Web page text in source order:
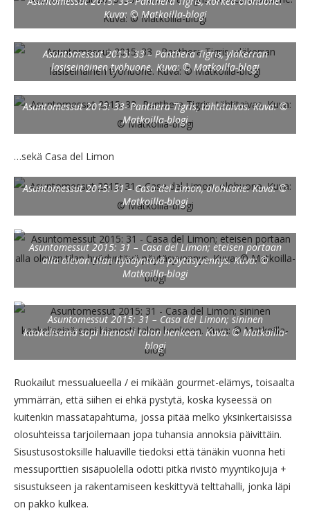
Kuva: © Matkoilla-blogi
Asuntomessut 2015: 33 – Panthera Tigris, yläkerran
lasiseinäinen työhuone. Kuva: © Matkoilla-blogi
Asuntomessut 2015: 33- Panthera Tigris, tähtitaivas. Kuva: ©
Matkoilla-blogi
…sekä Casa del Limon
Asuntomessut 2015: 31 – Casa del Limon, olohuone. Kuva: ©
Matkoilla-blogi
Asuntomessut 2015: 31 – Casa del Limon; eteisen portaan
alla olevan tilan hyödyntävä pöytäsyvennys. Kuva: ©
Matkoilla-blogi
Asuntomessut 2015: 31 – Casa del Limon; sininen
kaakeliseinä sopi hienosti talon henkeen. Kuva: © Matkoilla-
blogi
Ruokailut messualueella / ei mikään gourmet-elämys, toisaalta
ymmärrän, että siihen ei ehkä pystytä, koska kyseessä on
kuitenkin massatapahtuma, jossa pitää melko yksinkertaisissa
olosuhteissa tarjoilemaan jopa tuhansia annoksia päivittäin.
Sisustusostoksille haluaville tiedoksi että tänäkin vuonna heti
messuporttien sisäpuolella odotti pitkä rivistö myyntikojuja +
sisustukseen ja rakentamiseen keskittyvä telttahalli, jonka läpi
on pakko kulkea.